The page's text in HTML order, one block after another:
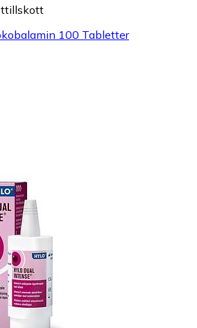
100 Tabletter